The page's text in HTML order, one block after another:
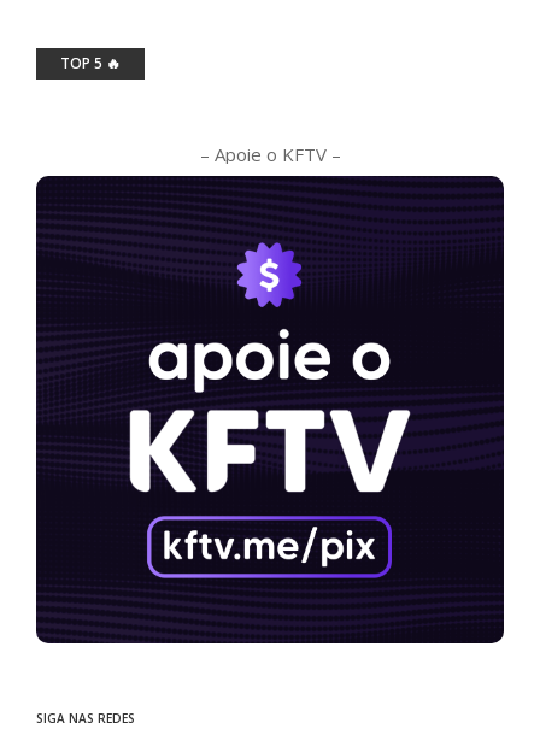
TOP 5 🔥
– Apoie o KFTV –
SIGA NAS REDES